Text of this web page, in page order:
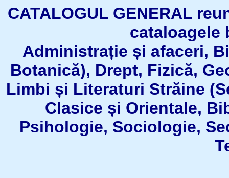
CATALOGUL GENERAL
Administrație și afaceri,
Botanică), Drept, Fizică,
Limbi și Literaturi Străine
Clasice și Orientale,
Psihologie, Sociologie,